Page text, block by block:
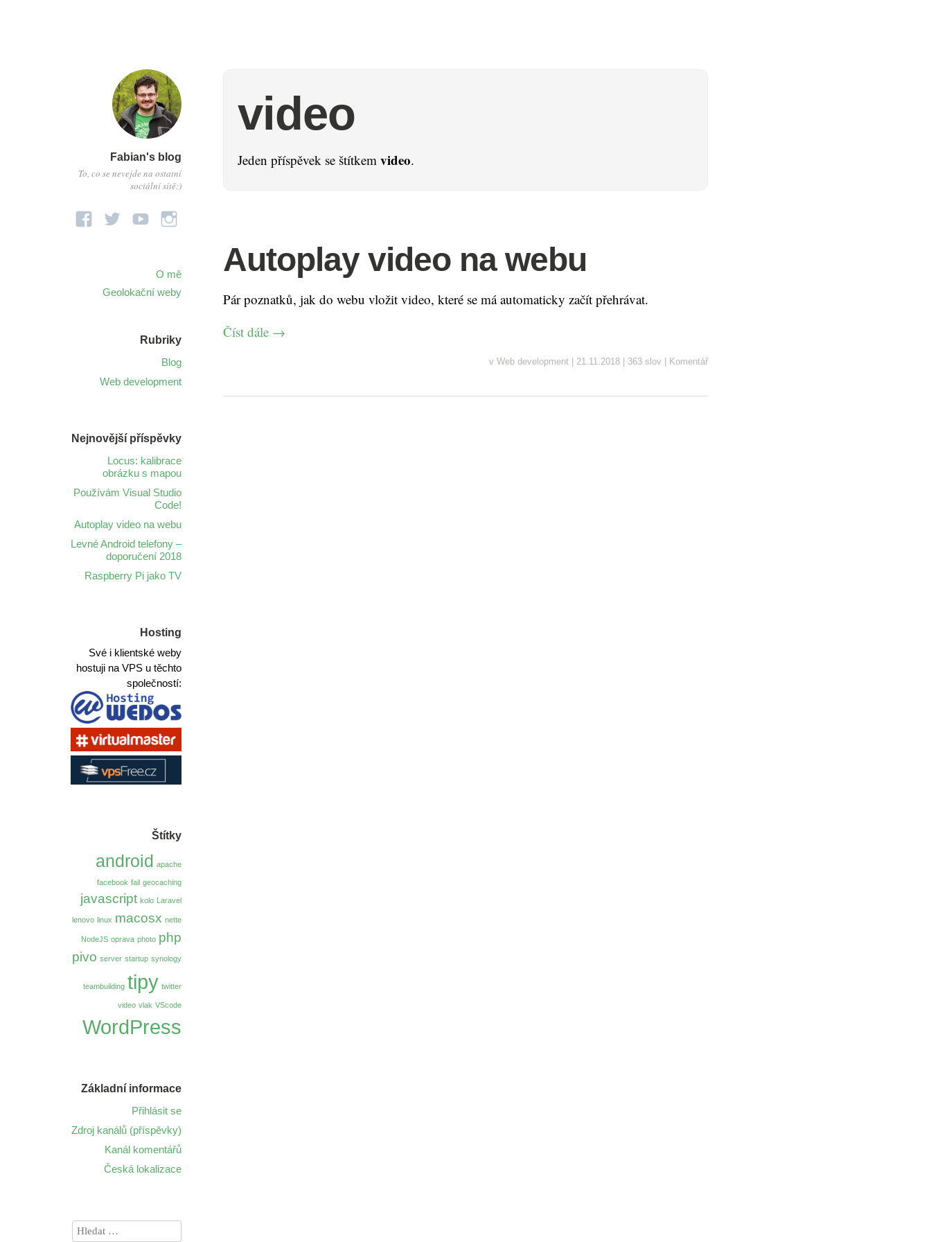
Fabian's blog
To, co se nevejde na ostatní
sociální sítě:)
O mě
Geolokační weby
video
Jeden příspěvek se štítkem video.
Autoplay video na webu
Pár poznatků, jak do webu vložit video, které se má automaticky začít přehrávat.
Číst dále →
v Web development 21.11.2018 363 slov Komentář
Rubriky
Blog
Web development
Nejnovější příspěvky
Locus: kalibrace
obrázku s mapou
Používám Visual Studio
Code!
Autoplay video na webu
Levné Android telefony –
doporučení 2018
Raspberry Pi jako TV
Hosting
Své i klientské weby
hostuji na VPS u těchto
společností:
Štítky
android apache
facebook fail geocaching
javascript kolo Laravel
lenovo linux macosx nette
NodeJS oprava photo php
pivo server startup synology
teambuilding tipy twitter
video vlak VScode
WordPress
Základní informace
Přihlásit se
Zdroj kanálů (příspěvky)
Kanál komentářů
Česká lokalizace